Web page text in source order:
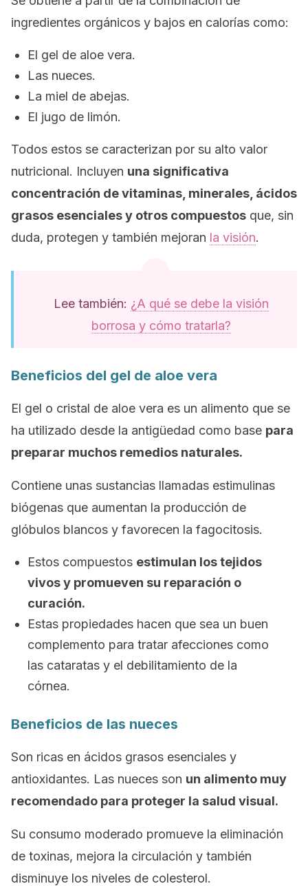
ingredientes orgánicos y bajos en calorías como:
El gel de aloe vera.
Las nueces.
La miel de abejas.
El jugo de limón.
Todos estos se caracterizan por su alto valor
nutricional. Incluyen una significativa
concentración de vitaminas, minerales, ácidos
grasos esenciales y otros compuestos que, sin
duda, protegen y también mejoran la visión.
Lee también: ¿A qué se debe la visión
borrosa y cómo tratarla?
Beneficios del gel de aloe vera
El gel o cristal de aloe vera es un alimento que se
ha utilizado desde la antigüedad como base para
preparar muchos remedios naturales.
Contiene unas sustancias llamadas estimulinas
biógenas que aumentan la producción de
glóbulos blancos y favorecen la fagocitosis.
Estos compuestos estimulan los tejidos
vivos y promueven su reparación o
curación.
Estas propiedades hacen que sea un buen
complemento para tratar afecciones como
las cataratas y el debilitamiento de la
córnea.
Beneficios de las nueces
Son ricas en ácidos grasos esenciales y
antioxidantes. Las nueces son un alimento muy
recomendado para proteger la salud visual.
Su consumo moderado promueve la eliminación
de toxinas, mejora la circulación y también
disminuye los niveles de colesterol.